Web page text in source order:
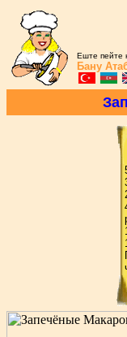
Еште пейте
Бану